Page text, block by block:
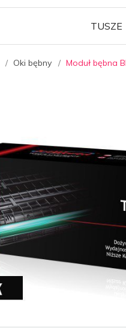
TUSZE
Oki bębny Moduł bębna